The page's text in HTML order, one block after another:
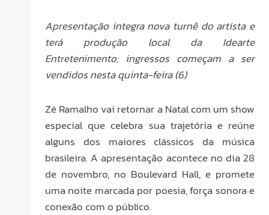
Apresentação integra nova turnê do artista e
terá produção local da Idearte
Entretenimento; ingressos começam a ser
vendidos nesta quinta-feira (6)
Zé Ramalho vai retornar a Natal com um show
especial que celebra sua trajetória e reúne
alguns dos maiores clássicos da música
brasileira. A apresentação acontece no dia 28
de novembro, no Boulevard Hall, e promete
uma noite marcada por poesia, força sonora e
conexão com o público.